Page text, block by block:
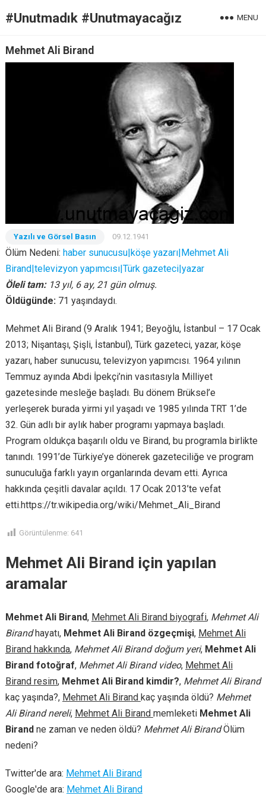
#Unutmadık #Unutmayacağız MENU
Mehmet Ali Birand
Yazılı ve Görsel Basın 09.12.1941
Ölüm Nedeni: haber sunucusu|köşe yazarı|Mehmet Ali
Birand|televizyon yapımcısı|Türk gazeteci|yazar
Öleli tam: 13 yıl, 6 ay, 21 gün olmuş.
Öldügünde: 71 yaşındaydı.
Mehmet Ali Birand (9 Aralık 1941; Beyoğlu, İstanbul – 17 Ocak
2013; Nişantaşı, Şişli, İstanbul), Türk gazeteci, yazar, köşe
yazarı, haber sunucusu, televizyon yapımcısı. 1964 yılının
Temmuz ayında Abdi İpekçi’nin vasıtasıyla Milliyet
gazetesinde mesleğe başladı. Bu dönem Brüksel’e
yerleşerek burada yirmi yıl yaşadı ve 1985 yılında TRT 1’de
32. Gün adlı bir aylık haber programı yapmaya başladı.
Program oldukça başarılı oldu ve Birand, bu programla birlikte
tanındı. 1991’de Türkiye’ye dönerek gazeteciliğe ve program
sunuculuğa farklı yayın organlarında devam etti. Ayrıca
hakkında çeşitli davalar açıldı. 17 Ocak 2013’te vefat
etti.https://tr.wikipedia.org/wiki/Mehmet_Ali_Birand
Görüntülenme: 641
Mehmet Ali Birand için yapılan
aramalar
Mehmet Ali Birand, Mehmet Ali Birand biyografi, Mehmet Ali
Birandhayatı, Mehmet Ali Birand özgeçmişi, Mehmet Ali
Birand hakkında, Mehmet Ali Birand doğum yeri, Mehmet Ali
Birand fotoğraf, Mehmet Ali Birand video, Mehmet Ali
Birand resim, Mehmet Ali Birand kimdir?, Mehmet Ali Birand
kaç yaşında?, Mehmet Ali Birand kaç yaşında öldü? Mehmet
Ali Birand nereli, Mehmet Ali Birand memleketi Mehmet Ali
Birandne zaman ve neden öldü? Mehmet Ali BirandÖlüm
nedeni?
Twitter'de ara: Mehmet Ali Birand
Google'de ara: Mehmet Ali Birand